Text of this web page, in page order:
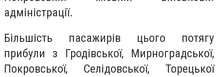
адміністрації.
Більшість пасажирів цього потягу
прибули з Гродівської, Мирноградської,
Покровської, Селідовської, Торецької